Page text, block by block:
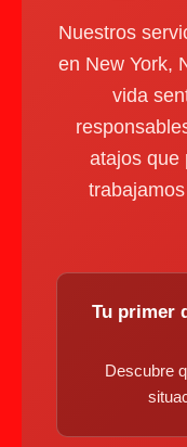
Nuestros
en New York,
vida
atajos que
Tu primer
Descubre